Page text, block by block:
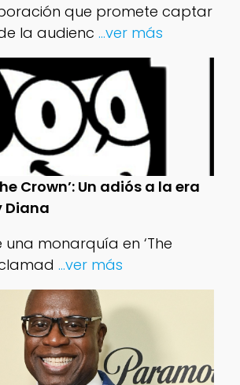
que promete captar
la audienc ...ver más
Crown’: Un adiós a la era
Diana
una monarquía en ‘The
...ver más